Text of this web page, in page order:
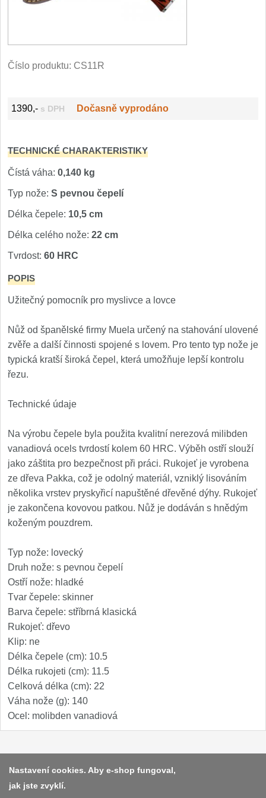
Steakové nože 2
Porcovací nože 2
Sekáčky a speciální nože
15
Japonské nože
2
Kapesní 6
Taktické
Turistické 7
Speciální
Nože s pevnou čepelí
Taktické
Outdoorové
Speciální nože
Vrhací nože
Záchranářské
Ostření nožů
Ostřiče nožů
Brusné kameny
Doplňky a díly
Nože SEBURO
Sady nožů SEBURO
Číslo produktu: CS11R
1390,- s DPH Dočasně vyprodáno
TECHNICKÉ CHARAKTERISTIKY
Čístá váha: 0,140 kg
Typ nože: S pevnou čepelí
Délka čepele: 10,5 cm
Délka celého nože: 22 cm
Tvrdost: 60 HRC
POPIS
Užitečný pomocník pro myslivce a lovce
Nůž od španělské firmy Muela určený na stahování ulovené
zvěře a další činnosti spojené s lovem. Pro tento typ nože je
typická kratší široká čepel, která umožňuje lepší kontrolu
řezu.
Technické údaje
Na výrobu čepele byla použita kvalitní nerezová milibden
vanadiová ocels tvrdostí kolem 60 HRC. Výběh ostří slouží
jako záštita pro bezpečnost při práci. Rukojeť je vyrobena
ze dřeva Pakka, což je odolný materiál, vzniklý lisováním
několika vrstev pryskyřicí napuštěné dřevěné dýhy. Rukojeť
je zakončena kovovou patkou. Nůž je dodáván s hnědým
koženým pouzdrem.
Typ nože: lovecký
Druh nože: s pevnou čepelí
Ostří nože: hladké
Tvar čepele: skinner
Barva čepele: stříbrná klasická
Rukojeť: dřevo
Klip: ne
Délka čepele (cm): 10.5
Délka rukojeti (cm): 11.5
Celková délka (cm): 22
Váha nože (g): 140
Ocel: molibden vanadiová
Platba a dodávka
Obchodní podmínky
Nastavení cookies. Aby e-shop fungoval,
jak jste zvyklí.